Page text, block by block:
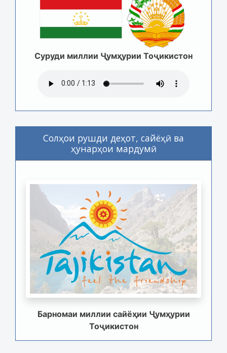
Суруди миллии Ҷумҳурии Тоҷикистон
Солҳои рушди деҳот, сайёҳӣ ва
ҳунарҳои мардумӣ
Барномаи миллии сайёҳии Ҷумҳурии
Тоҷикистон